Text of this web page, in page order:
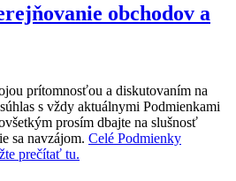
obchodov a
prítomnosťou a diskutovaním na
s vždy aktuálnymi Podmienkami
prosím dbajte na slušnosť
sa navzájom. Celé Podmienky
prečítať tu.